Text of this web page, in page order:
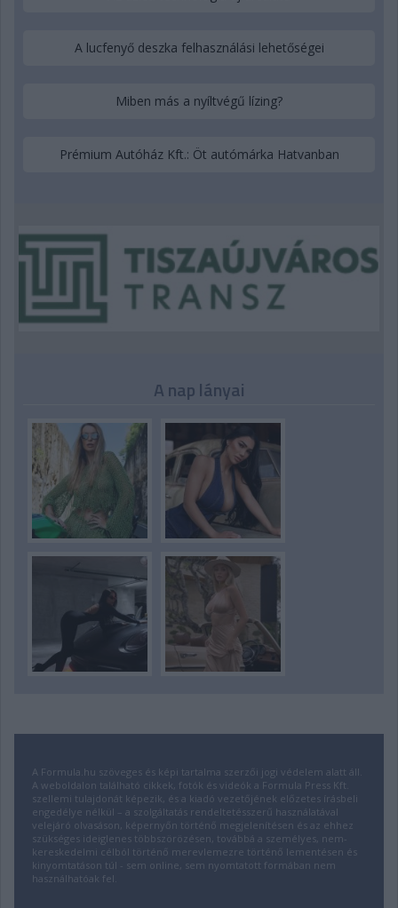
A lucfenyő deszka felhasználási lehetőségei
Miben más a nyíltvégű lízing?
Prémium Autóház Kft.: Öt autómárka Hatvanban
A nap lányai
A Formula.hu szöveges és képi tartalma szerzői jogi védelem alatt áll.
A weboldalon található cikkek, fotók és videók a Formula Press Kft.
szellemi tulajdonát képezik, és a kiadó vezetőjének előzetes írásbeli
engedélye nélkül – a szolgáltatás rendeltetésszerű használatával
velejáró olvasáson, képernyőn történő megjelenítésen és az ehhez
szükséges ideiglenes többszörözésen, továbbá a személyes, nem-
kereskedelmi célból történő merevlemezre történő lementésen és
kinyomtatáson túl - sem online, sem nyomtatott formában nem
használhatóak fel.